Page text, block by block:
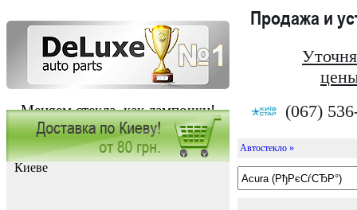
Меняем стекла, как лампочки!
Продажа и
(067)
Заказать установку автостекла в
Киеве
Автостекло »